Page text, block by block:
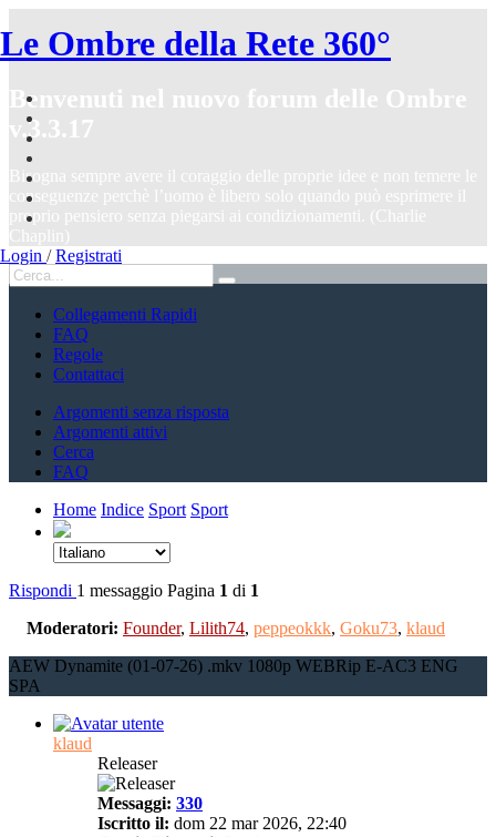
Le Ombre della Rete 360°
Login / Registrati
Benvenuti nel nuovo forum delle Ombre
v.3.3.17
Bisogna sempre avere il coraggio delle proprie idee e non temere le
conseguenze perchè l’uomo è libero solo quando può esprimere il
proprio pensiero senza piegarsi ai condizionamenti. (Charlie
Chaplin)
Collegamenti Rapidi
FAQ
Regole
Contattaci
Argomenti senza risposta
Argomenti attivi
Cerca
FAQ
Home Indice Sport Sport
Rispondi 1 messaggio Pagina 1 di 1
Moderatori: Founder, Lilith74, peppeokkk, Goku73, klaud
AEW Dynamite (01-07-26) .mkv 1080p WEBRip E-AC3 ENG
SPA
klaud
Releaser
Messaggi: 330
Iscritto il: dom 22 mar 2026, 22:40